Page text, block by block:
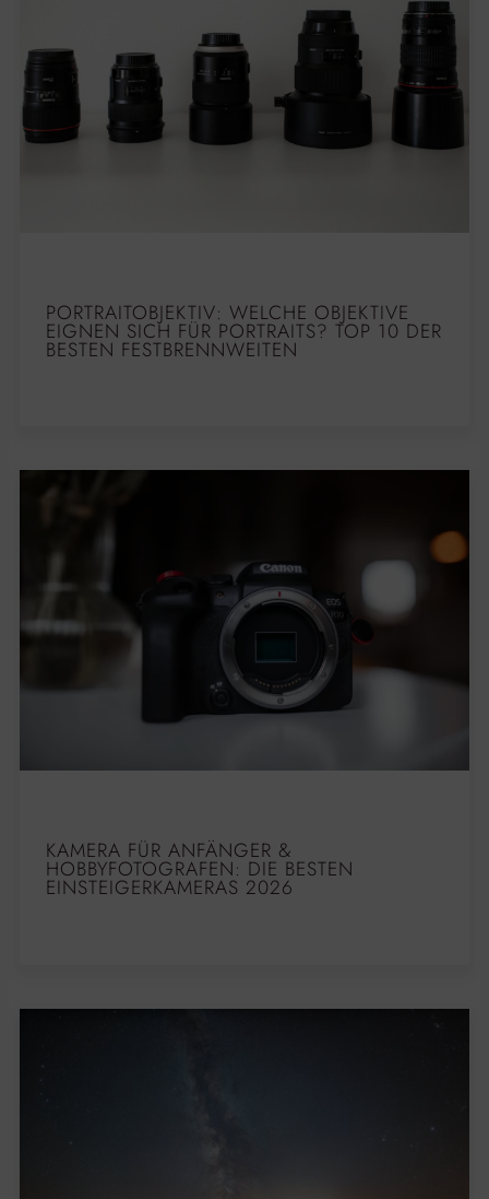
PORTRAITOBJEKTIV: WELCHE OBJEKTIVE
EIGNEN SICH FÜR PORTRAITS? TOP 10 DER
BESTEN FESTBRENNWEITEN
KAMERA FÜR ANFÄNGER &
HOBBYFOTOGRAFEN: DIE BESTEN
EINSTEIGERKAMERAS 2026